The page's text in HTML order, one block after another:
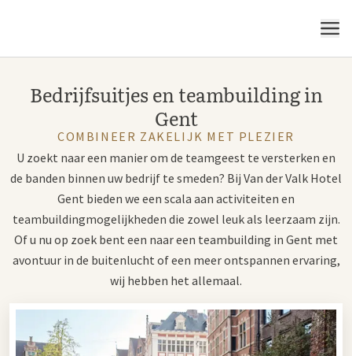
MENU
Bedrijfsuitjes en teambuilding in
Gent
COMBINEER ZAKELIJK MET PLEZIER
U zoekt naar een manier om de teamgeest te versterken en
de banden binnen uw bedrijf te smeden? Bij Van der Valk Hotel
Gent bieden we een scala aan activiteiten en
teambuildingmogelijkheden die zowel leuk als leerzaam zijn.
Of u nu op zoek bent een naar een teambuilding in Gent met
avontuur in de buitenlucht of een meer ontspannen ervaring,
wij hebben het allemaal.